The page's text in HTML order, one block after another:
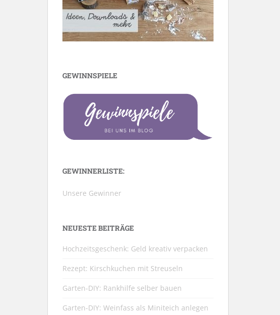
GEWINNSPIELE
GEWINNERLISTE:
Unsere Gewinner
NEUESTE BEITRÄGE
Hochzeitsgeschenk: Geld kreativ verpacken
Rezept: Kirschkuchen mit Streuseln
Garten-DIY: Rankhilfe selber bauen
Garten-DIY: Weinfass als Miniteich anlegen